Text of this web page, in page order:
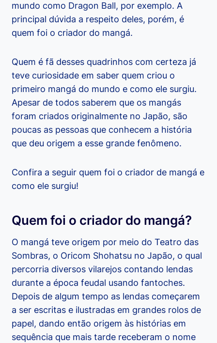
mundo como Dragon Ball, por exemplo. A
principal dúvida a respeito deles, porém, é
quem foi o criador do mangá.
Quem é fã desses quadrinhos com certeza já
teve curiosidade em saber quem criou o
primeiro mangá do mundo e como ele surgiu.
Apesar de todos saberem que os mangás
foram criados originalmente no Japão, são
poucas as pessoas que conhecem a história
que deu origem a esse grande fenômeno.
Confira a seguir quem foi o criador de mangá e
como ele surgiu!
Quem foi o criador do mangá?
O mangá teve origem por meio do Teatro das
Sombras, o Oricom Shohatsu no Japão, o qual
percorria diversos vilarejos contando lendas
durante a época feudal usando fantoches.
Depois de algum tempo as lendas começarem
a ser escritas e ilustradas em grandes rolos de
papel, dando então origem às histórias em
sequência que mais tarde receberam o nome